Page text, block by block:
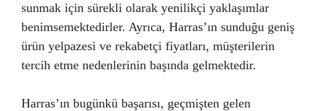
sunmak için sürekli olarak yenilikçi yaklaşımlar
benimsemektedirler. Ayrıca, Harras’ın sunduğu geniş
ürün yelpazesi ve rekabetçi fiyatları, müşterilerin
tercih etme nedenlerinin başında gelmektedir.
Harras’ın bugünkü başarısı, geçmişten gelen